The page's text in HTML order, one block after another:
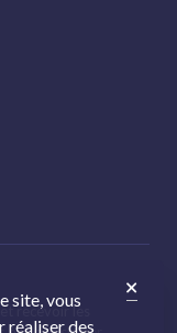
recevoir les
site, vous
réaliser des